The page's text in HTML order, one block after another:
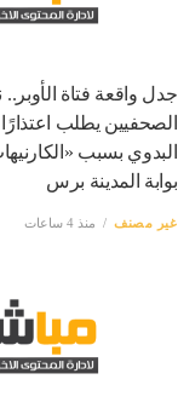
جدل واقعة فتاة
الصحفيين يطلب
البدوي بسبب
بوابة المدينة برس
غير مصنف منذ 4 ساعات